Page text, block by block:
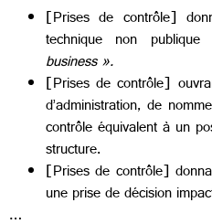
[Prises de contrôle]
technique non
business ».
[Prises de contrôle]
d’administration, de
contrôle équivalent à un
structure.
[Prises de contrôle]
une prise de décision
…